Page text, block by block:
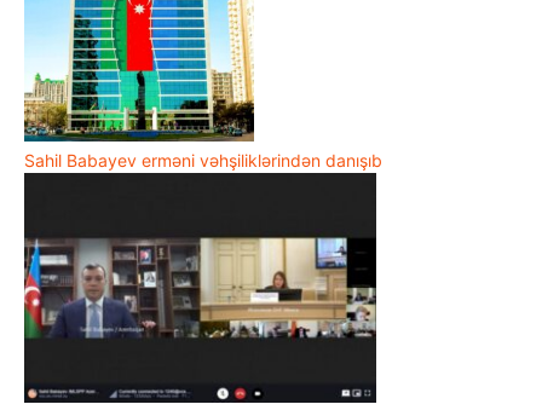
Sahil Babayev erməni vəhşiliklərindən danışıb